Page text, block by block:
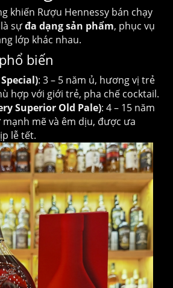
khiến Rượu Hennessy bán chạy
sựđa dạng sản phẩm, phục vụ
lớp khác nhau.
biến
: 3 – 5 năm ủ, hương vị trẻ
hợp với giới trẻ, pha chế cocktail.
Superior Old Pale): 4 – 15 năm
mẽ và êm dịu, được ưa
lễ tết.